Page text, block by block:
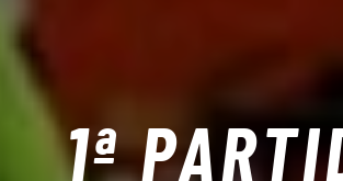
1ª